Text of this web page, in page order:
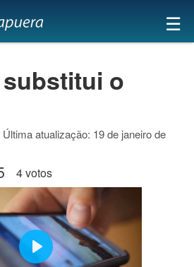
×
☰
o
atualização: 19 de janeiro de
4 votos
Play